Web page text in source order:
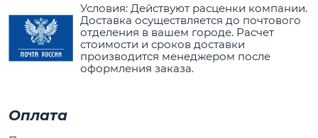
Условия: Действуют расценки компании.
Доставка осуществляется до почтового
отделения в вашем городе. Расчет
стоимости и сроков доставки
производится менеджером после
оформления заказа.
Оплата